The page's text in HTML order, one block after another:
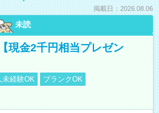
掲載日：2026.08.06
未読
現金2千円相当プレゼン
未経験OK
ブランクOK